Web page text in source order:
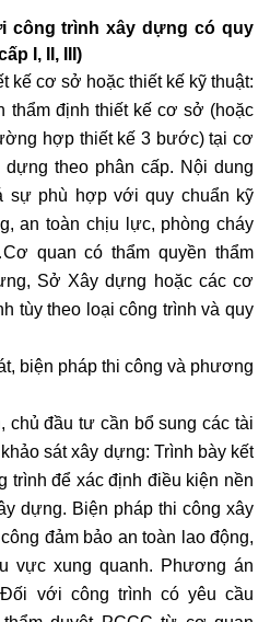
công trình xây dựng có quy
I, II, III)
kế cơ sở hoặc thiết kế kỹ thuật:
thẩm định thiết kế cơ sở (hoặc
hợp thiết kế 3 bước) tại cơ
theo phân cấp. Nội dung
sự phù hợp với quy chuẩn kỹ
an toàn chịu lực, phòng cháy
quan có thẩm quyền thẩm
Sở Xây dựng hoặc các cơ
tùy theo loại công trình và quy
biện pháp thi công và phương
đầu tư cần bổ sung các tài
sát xây dựng: Trình bày kết
trình để xác định điều kiện nền
dựng. Biện pháp thi công xây
đảm bảo an toàn lao động,
vực xung quanh. Phương án
với công trình có yêu cầu